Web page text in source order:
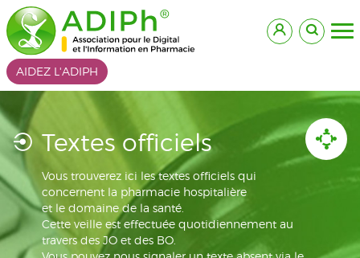
AIDEZ L'ADIPH
Textes officiels
Vous trouverez ici les textes officiels qui
concernent la pharmacie hospitalière
et le domaine de la santé.
Cette veille est effectuée quotidiennement au
travers des JO et des BO.